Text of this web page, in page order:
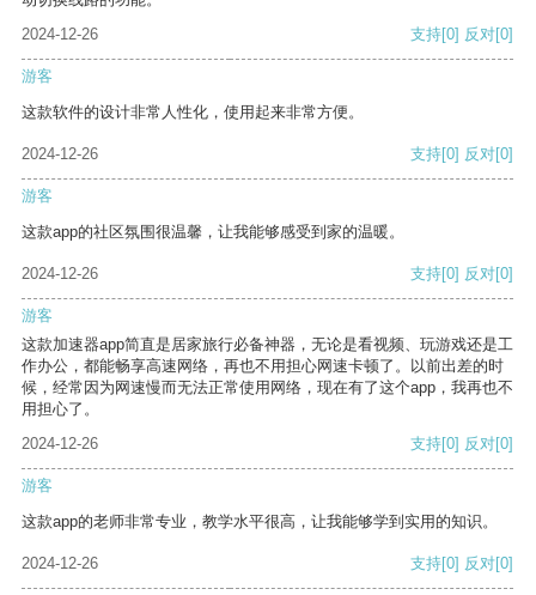
2024-12-26
支持[0] 反对[0]
游客
这款软件的设计非常人性化，使用起来非常方便。
2024-12-26 支持[0] 反对[0]
游客
这款app的社区氛围很温馨，让我能够感受到家的温暖。
2024-12-26 支持[0] 反对[0]
游客
这款加速器app简直是居家旅行必备神器，无论是看视频、玩游戏还是工
作办公，都能畅享高速网络，再也不用担心网速卡顿了。以前出差的时
候，经常因为网速慢而无法正常使用网络，现在有了这个app，我再也不
用担心了。
2024-12-26
支持[0] 反对[0]
游客
这款app的老师非常专业，教学水平很高，让我能够学到实用的知识。
2024-12-26 支持[0] 反对[0]